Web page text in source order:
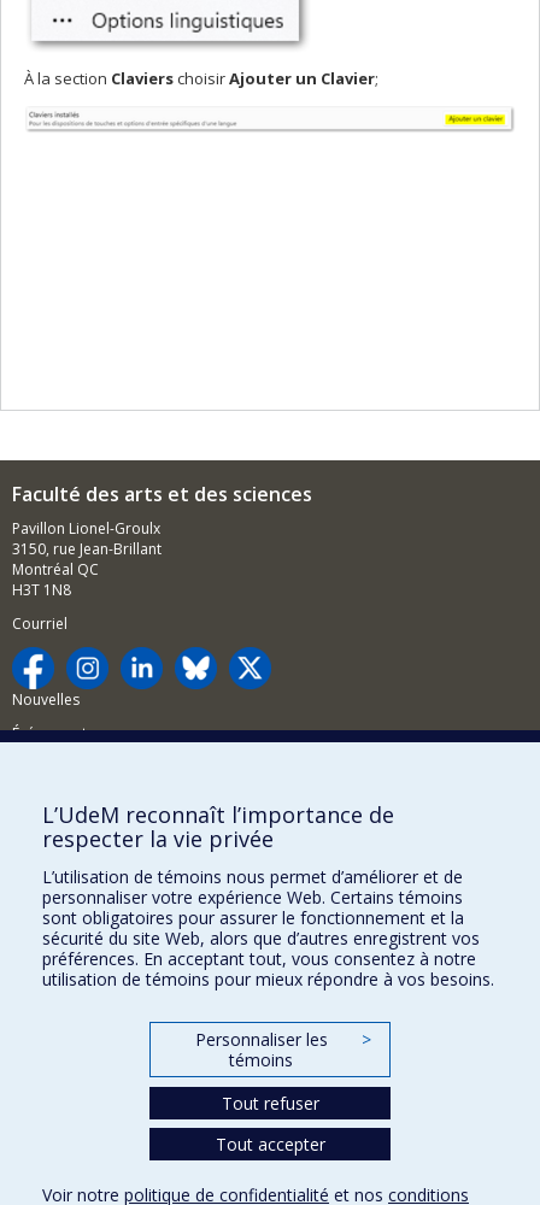
À la section ClavierschoisirAjouter un Clavier;
Faculté des arts et des sciences
Pavillon Lionel-Groulx
3150, rue Jean-Brillant
Montréal QC
H3T 1N8
Courriel
Nouvelles
Événements
BESOIN D'AIDE?
Plan du site
Signaler une erreur
Accessibilité
FACULTÉ DES ARTS ET DES SCIENCES
Nos programmes et cours
Conditions d’utilisation
L’UdeM reconnaît l’importance de
respecter la vie privée
L’utilisation de témoins nous permet d’améliorer et de
personnaliser votre expérience Web. Certains témoins
sont obligatoires pour assurer le fonctionnement et la
sécurité du site Web, alors que d’autres enregistrent vos
préférences. En acceptant tout, vous consentez à notre
utilisation de témoins pour mieux répondre à vos besoins.
Personnaliser les
témoins
>
Tout refuser
Tout accepter
Voir notre politique de confidentialité et nos conditions